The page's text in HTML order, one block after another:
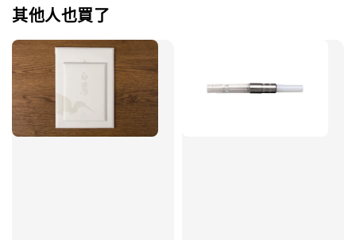
其他人也買了